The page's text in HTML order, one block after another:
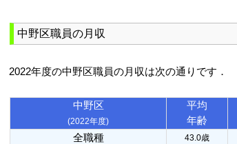
中野区職員の月収
2022年度の中野区職員の月収は次の通りです．
中野区
(2022年度)
平均
年齢
全職種
43.0歳